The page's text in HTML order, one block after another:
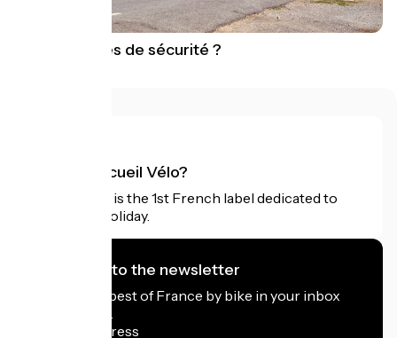
Quelles règles de sécurité ?
What is Accueil Vélo?
Accueil Vélo is the 1st French label dedicated to
cyclists on holiday.
I subscribe to the newsletter
Receive the best of France by bike in your inbox
every month.
My email address